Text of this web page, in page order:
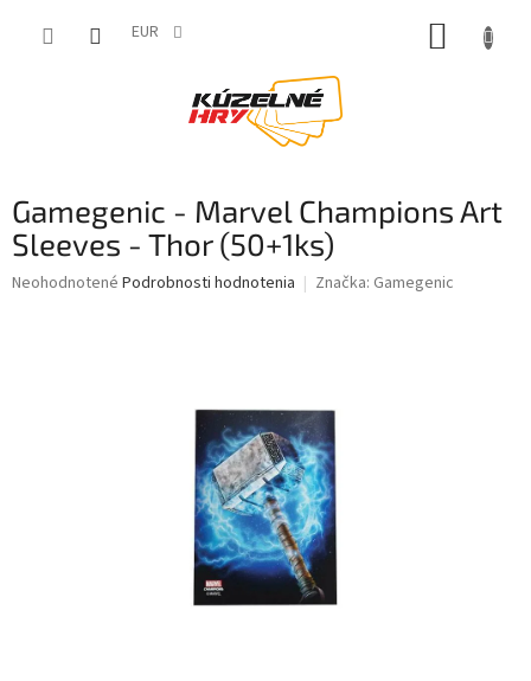
EUR
Gamegenic - Marvel Champions Art
Sleeves - Thor (50+1ks)
Priemerné
Neohodnotené Podrobnosti hodnotenia Značka: Gamegenic